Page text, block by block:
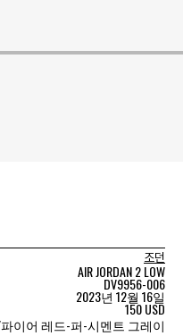
조던
AIR JORDAN 2 LOW
DV9956-006
2023년 12월 16일
150 USD
이어 레드-퍼-시멘트 그레이